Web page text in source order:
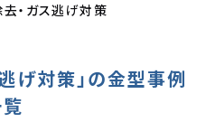
・ガス逃げ対策
げ対策」の金型事例